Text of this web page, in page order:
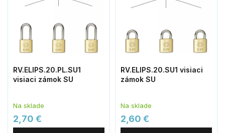
RV.ELIPS.20.PL.SU1
visiaci zámok SU
Na sklade
2,70 €
RV.ELIPS.20.SU1 visiaci
zámok SU
Na sklade
2,60 €